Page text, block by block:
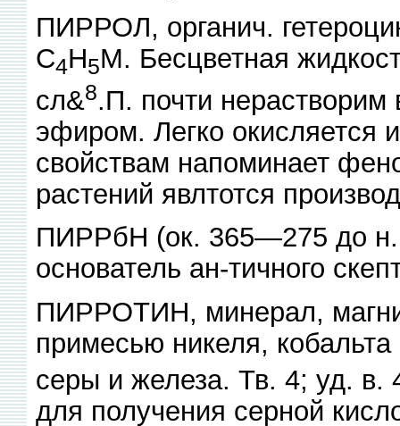
ПИРРОЛ, органич.
С4Н5М. Бесцветная
сл&8.П. почти
эфиром. Легко окисляется
свойствам напоминает
растений явлтотся
ПИРРбН (ок. 365—275 до
основатель ан-тичного
ПИРРОТИН, минерал,
примесью никеля,
серы и железа. Тв. 4; уд. в.
для получения серной